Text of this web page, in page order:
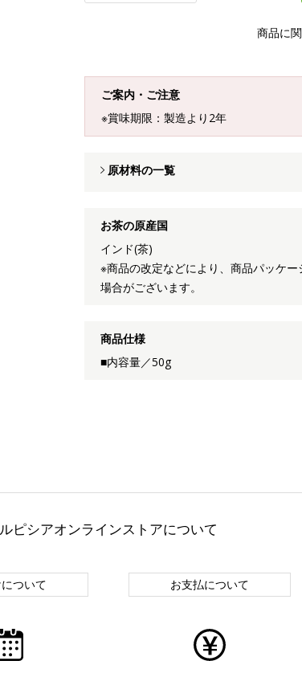
商品に
ご案内・ご注意
※賞味期限：製造より2年
原材料の一覧
お茶の原産国
インド(茶)
※商品の改定などにより、商品パッケ
場合がございます。
商品仕様
■内容量／50g
ルピシアオンラインストアについて
ついて お支払について